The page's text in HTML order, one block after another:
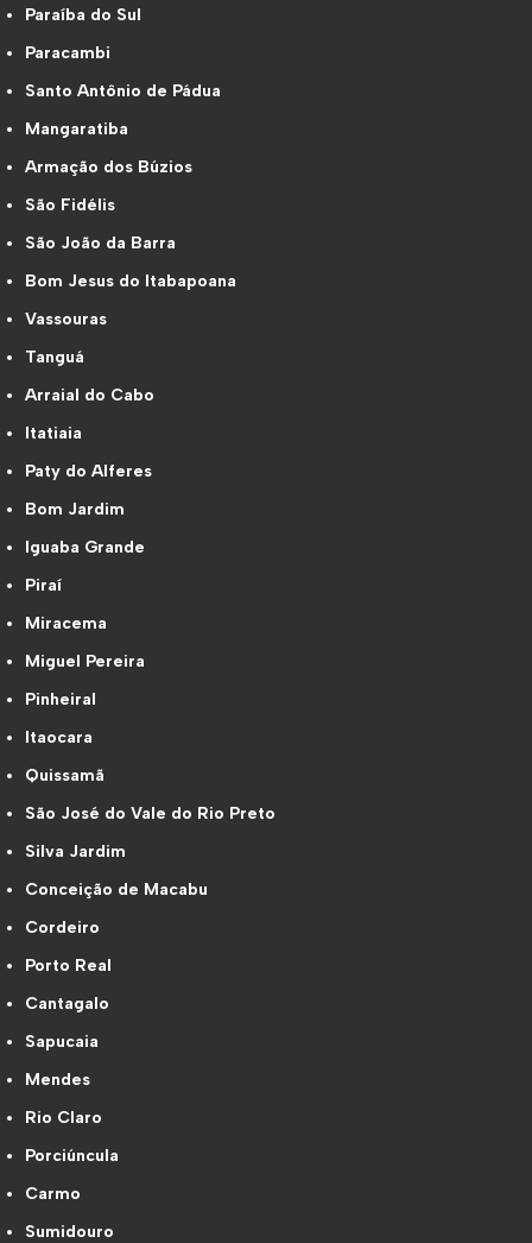
Paraíba do Sul
Paracambi
Santo Antônio de Pádua
Mangaratiba
Armação dos Búzios
São Fidélis
São João da Barra
Bom Jesus do Itabapoana
Vassouras
Tanguá
Arraial do Cabo
Itatiaia
Paty do Alferes
Bom Jardim
Iguaba Grande
Piraí
Miracema
Miguel Pereira
Pinheiral
Itaocara
Quissamã
São José do Vale do Rio Preto
Silva Jardim
Conceição de Macabu
Cordeiro
Porto Real
Cantagalo
Sapucaia
Mendes
Rio Claro
Porciúncula
Carmo
Sumidouro